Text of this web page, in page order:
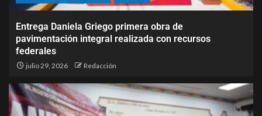
Entrega Daniela Griego primera obra de
pavimentación integral realizada con recursos
federales
julio 29, 2026 Redacción